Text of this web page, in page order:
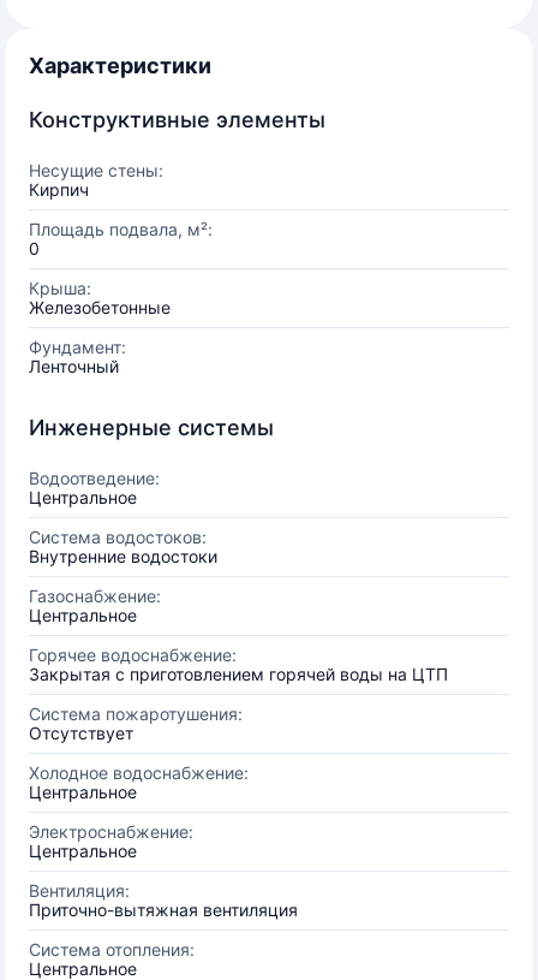
Характеристики
Конструктивные элементы
Несущие стены:
Кирпич
Площадь подвала, м²:
0
Крыша:
Железобетонные
Фундамент:
Ленточный
Инженерные системы
Водоотведение:
Центральное
Система водостоков:
Внутренние водостоки
Газоснабжение:
Центральное
Горячее водоснабжение:
Закрытая с приготовлением горячей воды на ЦТП
Система пожаротушения:
Отсутствует
Холодное водоснабжение:
Центральное
Электроснабжение:
Центральное
Вентиляция:
Приточно-вытяжная вентиляция
Система отопления:
Центральное